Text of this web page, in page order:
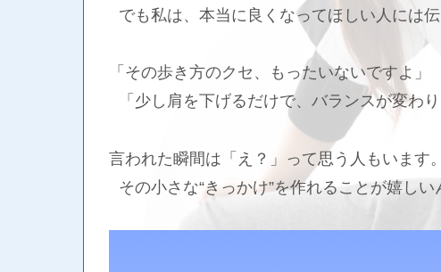
でも私は、本当に良くなってほしい人には伝
「その歩き方のクセ、もったいないですよ」
「少し肩を下げるだけで、バランスが変わり
言われた瞬間は「え？」って思う人もいます
その小さな“きっかけ”を作れることが嬉しい